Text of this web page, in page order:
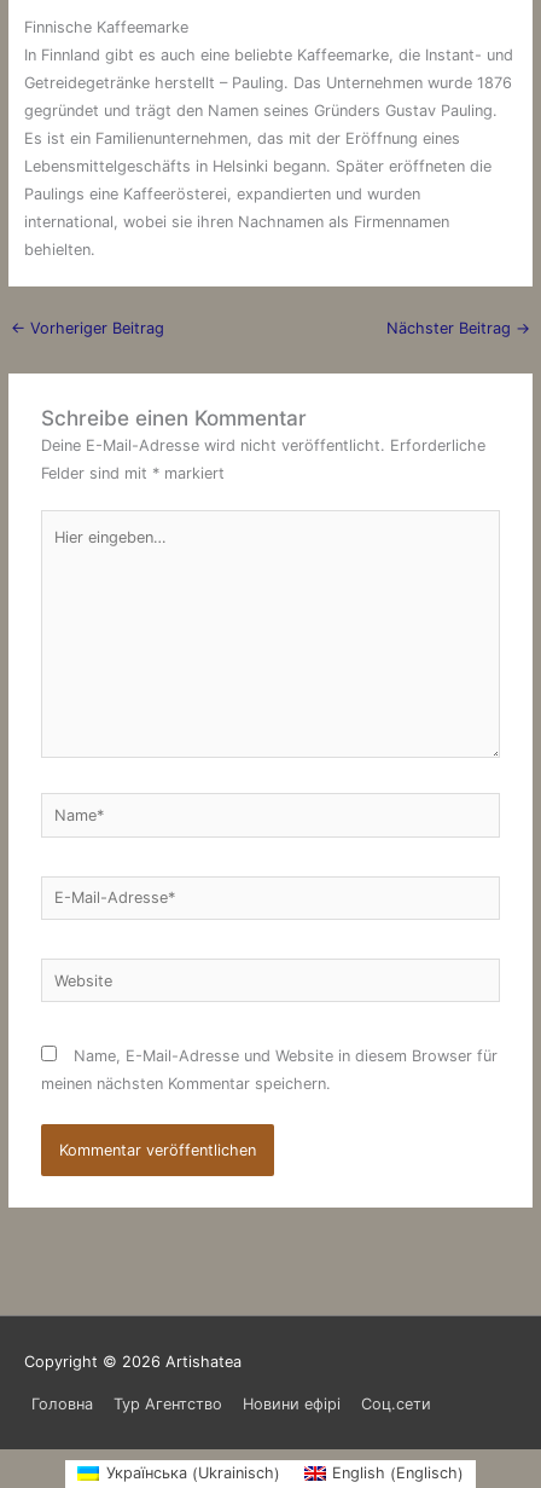
Finnische Kaffeemarke
In Finnland gibt es auch eine beliebte Kaffeemarke, die Instant- und
Getreidegetränke herstellt – Pauling. Das Unternehmen wurde 1876
gegründet und trägt den Namen seines Gründers Gustav Pauling.
Es ist ein Familienunternehmen, das mit der Eröffnung eines
Lebensmittelgeschäfts in Helsinki begann. Später eröffneten die
Paulings eine Kaffeerösterei, expandierten und wurden
international, wobei sie ihren Nachnamen als Firmennamen
behielten.
← Vorheriger Beitrag Nächster Beitrag →
Schreibe einen Kommentar
Deine E-Mail-Adresse wird nicht veröffentlicht. Erforderliche
Felder sind mit * markiert
eingeben…
Name*
E-
Mail-
Website
Name, E-Mail-Adresse und Website in diesem Browser für
meinen nächsten Kommentar speichern.
Copyright © 2026 Artishatea
Головна Тур Агентство Новини ефірі Соц.сети
Українська(Ukrainisch) English (Englisch)